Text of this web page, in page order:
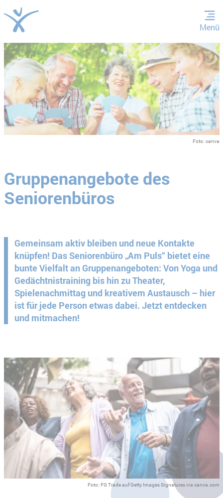
ZUM HAUPTINHALT SPRINGEN
ZUR SUCHE SPRINGEN
Menü
Foto: canva
Gruppenangebote des
Seniorenbüros
Gemeinsam aktiv bleiben und neue Kontakte
knüpfen! Das Seniorenbüro „Am Puls“ bietet eine
bunte Vielfalt an Gruppenangeboten: Von Yoga und
Gedächtnistraining bis hin zu Theater,
Spielenachmittag und kreativem Austausch – hier
ist für jede Person etwas dabei. Jetzt entdecken
und mitmachen!
Foto: FG Trade auf Getty Images Signatures via canva.com